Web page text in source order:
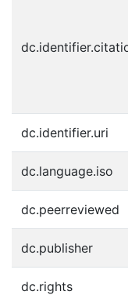
dc.identifier.uri
dc.language.iso
dc.peerreviewed
dc.publisher
dc.rights